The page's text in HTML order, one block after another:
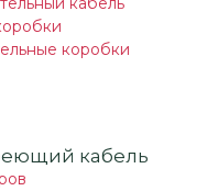
коробки
кабель